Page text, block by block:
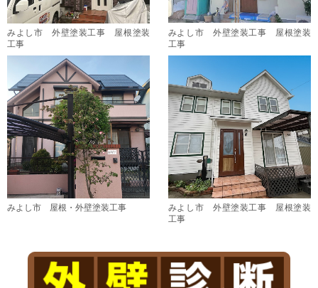
みよし市 外壁塗装工事 屋根塗装
工事
みよし市 外壁塗装工事 屋根塗装
工事
みよし市 屋根・外壁塗装工事
みよし市 外壁塗装工事 屋根塗装
工事